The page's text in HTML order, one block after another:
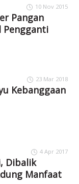
10 Nov 2015
Pangan
Pengganti
23 Mar 2018
Kebanggaan
4 Apr 2017
Dibalik
Manfaat